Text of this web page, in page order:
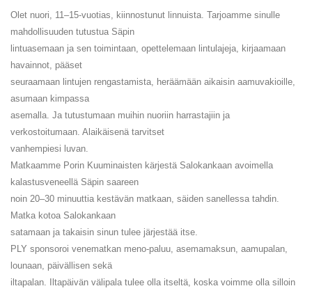
Olet nuori, 11–15-vuotias, kiinnostunut linnuista. Tarjoamme sinulle
mahdollisuuden tutustua Säpin
lintuasemaan ja sen toimintaan, opettelemaan lintulajeja, kirjaamaan
havainnot, pääset
seuraamaan lintujen rengastamista, heräämään aikaisin aamuvakioille,
asumaan kimpassa
asemalla. Ja tutustumaan muihin nuoriin harrastajiin ja
verkostoitumaan. Alaikäisenä tarvitset
vanhempiesi luvan.
Matkaamme Porin Kuuminaisten kärjestä Salokankaan avoimella
kalastusveneellä Säpin saareen
noin 20–30 minuuttia kestävän matkaan, säiden sanellessa tahdin.
Matka kotoa Salokankaan
satamaan ja takaisin sinun tulee järjestää itse.
PLY sponsoroi venematkan meno-paluu, asemamaksun, aamupalan,
lounaan, päivällisen sekä
iltapalan. Iltapäivän välipala tulee olla itseltä, koska voimme olla silloin